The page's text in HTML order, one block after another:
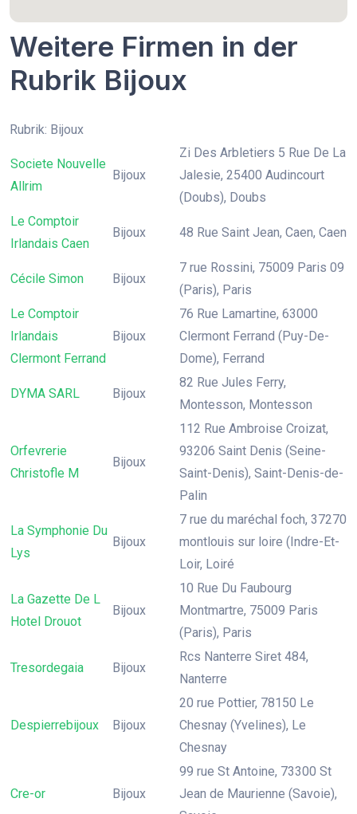
Weitere Firmen in der
Rubrik Bijoux
Rubrik: Bijoux
Societe Nouvelle
Allrim
Bijoux
Zi Des Arbletiers 5 Rue De La
Jalesie, 25400 Audincourt
(Doubs), Doubs
Le Comptoir
Irlandais Caen
Bijoux 48 Rue Saint Jean, Caen, Caen
Cécile Simon Bijoux
7 rue Rossini, 75009 Paris 09
(Paris), Paris
Le Comptoir
Irlandais
Clermont Ferrand
Bijoux
76 Rue Lamartine, 63000
Clermont Ferrand (Puy-De-
Dome), Ferrand
DYMA SARL Bijoux
82 Rue Jules Ferry,
Montesson, Montesson
Orfevrerie
Christofle M
Bijoux
112 Rue Ambroise Croizat,
93206 Saint Denis (Seine-
Saint-Denis), Saint-Denis-de-
Palin
La Symphonie Du
Lys
Bijoux
7 rue du maréchal foch, 37270
montlouis sur loire (Indre-Et-
Loir, Loiré
La Gazette De L
Hotel Drouot
Bijoux
10 Rue Du Faubourg
Montmartre, 75009 Paris
(Paris), Paris
Tresordegaia Bijoux
Rcs Nanterre Siret 484,
Nanterre
Despierrebijoux Bijoux
20 rue Pottier, 78150 Le
Chesnay (Yvelines), Le
Chesnay
Cre-or Bijoux
99 rue St Antoine, 73300 St
Jean de Maurienne (Savoie),